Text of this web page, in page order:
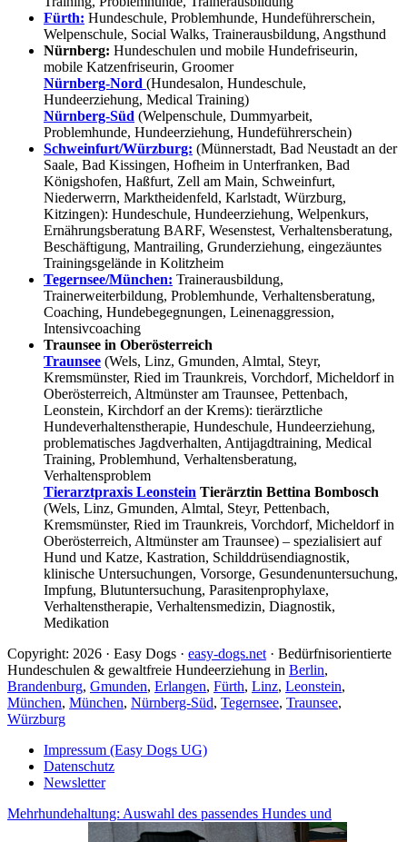
Fürth: Hundeschule, Problemhunde, Hundeführerschein,
Welpenschule, Social Walks, Trainerausbildung, Angsthund
Nürnberg: Hundeschulen und mobile Hundefriseurin,
mobile Katzenfriseurin, Groomer
Nürnberg-Nord (Hundesalon, Hundeschule,
Hundeerziehung, Medical Training)
Nürnberg-Süd (Welpenschule, Dummyarbeit,
Problemhunde, Hundeerziehung, Hundeführerschein)
Schweinfurt/Würzburg: (Münnerstadt, Bad Neustadt an der
Saale, Bad Kissingen, Hofheim in Unterfranken, Bad
Königshofen, Haßfurt, Zell am Main, Schweinfurt,
Niederwerrn, Marktheidenfeld, Karlstadt, Würzburg,
Kitzingen): Hundeschule, Hundeerziehung, Welpenkurs,
Ernährungsberatung BARF, Wesenstest, Verhaltensberatung,
Beschäftigung, Mantrailing, Grunderziehung, eingezäuntes
Trainingsgelände in Kolitzheim
Tegernsee/München: Trainerausbildung,
Trainerweiterbildung, Problemhunde, Verhaltensberatung,
Coaching, Hundebegegnungen, Leinenaggression,
Intensivcoaching
Traunsee in Oberösterreich
Traunsee (Wels, Linz, Gmunden, Almtal, Steyr,
Kremsmünster, Ried im Traunkreis, Vorchdorf, Micheldorf in
Oberösterreich, Altmünster am Traunsee, Pettenbach,
Leonstein, Kirchdorf an der Krems): tierärztliche
Hundeverhaltenstherapie, Hundeschule, Hundeerziehung,
problematisches Jagdverhalten, Antijagdtraining, Medical
Training, Problemhund, Verhaltensberatung,
Verhaltensproblem
Tierarztpraxis Leonstein Tierärztin Bettina Bombosch
(Wels, Linz, Gmunden, Almtal, Steyr, Pettenbach,
Kremsmünster, Ried im Traunkreis, Vorchdorf, Micheldorf in
Oberösterreich, Altmünster am Traunsee) – spezialisiert auf
Hund und Katze, Kastration, Schilddrüsendiagnostik,
klinische Untersuchungen, Vorsorge, Gesundenuntersuchung,
Impfung, Blutuntersuchung, Parasitenprophylaxe,
Verhaltenstherapie, Verhaltensmedizin, Diagnostik,
Medikation
Copyright: 2026 · Easy Dogs · easy-dogs.net · Bedürfnisorientierte
Hundeschulen & gewaltfreie Hundeerziehung in Berlin,
Brandenburg, Gmunden, Erlangen, Fürth, Linz, Leonstein,
München, München, Nürnberg-Süd, Tegernsee, Traunsee,
Würzburg
Impressum (Easy Dogs UG)
Datenschutz
Newsletter
Mehrhundehaltung: Auswahl des passendes Hundes und